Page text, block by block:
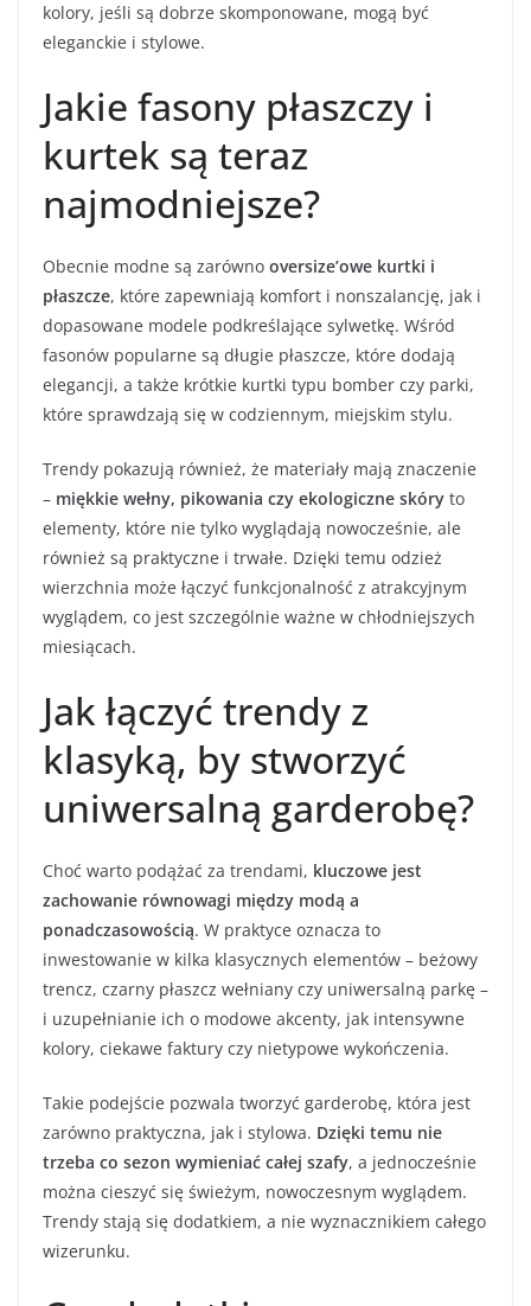
kolory, jeśli są dobrze skomponowane, mogą być
eleganckie i stylowe.
Jakie fasony płaszczy i
kurtek są teraz
najmodniejsze?
Obecnie modne są zarówno oversize’owe kurtki i
płaszcze, które zapewniają komfort i nonszalancję, jak i
dopasowane modele podkreślające sylwetkę. Wśród
fasonów popularne są długie płaszcze, które dodają
elegancji, a także krótkie kurtki typu bomber czy parki,
które sprawdzają się w codziennym, miejskim stylu.
Trendy pokazują również, że materiały mają znaczenie
– miękkie wełny, pikowania czy ekologiczne skóry to
elementy, które nie tylko wyglądają nowocześnie, ale
również są praktyczne i trwałe. Dzięki temu odzież
wierzchnia może łączyć funkcjonalność z atrakcyjnym
wyglądem, co jest szczególnie ważne w chłodniejszych
miesiącach.
Jak łączyć trendy z
klasyką, by stworzyć
uniwersalną garderobę?
Choć warto podążać za trendami, kluczowe jest
zachowanie równowagi między modą a
ponadczasowością. W praktyce oznacza to
inwestowanie w kilka klasycznych elementów – beżowy
trencz, czarny płaszcz wełniany czy uniwersalną parkę –
i uzupełnianie ich o modowe akcenty, jak intensywne
kolory, ciekawe faktury czy nietypowe wykończenia.
Takie podejście pozwala tworzyć garderobę, która jest
zarówno praktyczna, jak i stylowa. Dzięki temu nie
trzeba co sezon wymieniać całej szafy, a jednocześnie
można cieszyć się świeżym, nowoczesnym wyglądem.
Trendy stają się dodatkiem, a nie wyznacznikiem całego
wizerunku.